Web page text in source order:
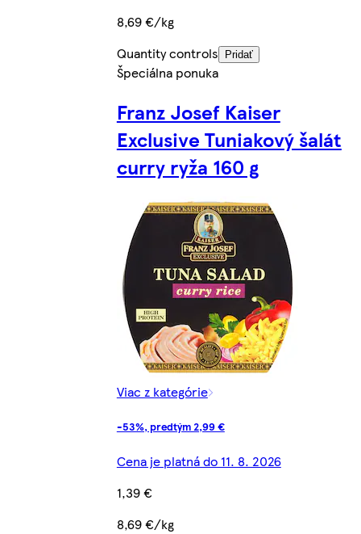
8,69 €/kg
Quantity controls
Pridať
Špeciálna ponuka
Franz Josef Kaiser
Exclusive Tuniakový šalát
curry ryža 160 g
Viac z kategórie
-53%, predtým 2,99 €
Cena je platná do 11. 8. 2026
1,39 €
8,69 €/kg